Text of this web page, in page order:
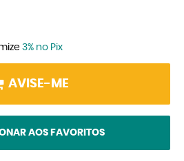
3% no Pix
AVISE-ME
AOS FAVORITOS